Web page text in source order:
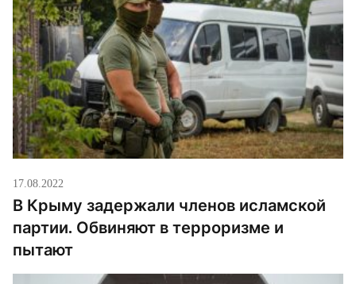
17.08.2022
В Крыму задержали членов исламской
партии. Обвиняют в терроризме и
пытают